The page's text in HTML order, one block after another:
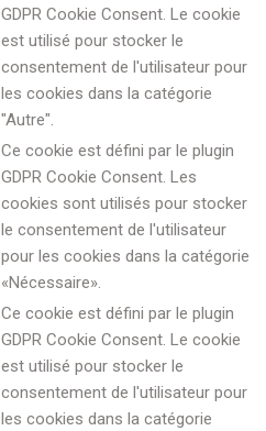
GDPR Cookie Consent. Le cookie
est utilisé pour stocker le
consentement de l'utilisateur pour
les cookies dans la catégorie
"Autre".
Ce cookie est défini par le plugin
GDPR Cookie Consent. Les
cookies sont utilisés pour stocker
le consentement de l'utilisateur
pour les cookies dans la catégorie
«Nécessaire».
Ce cookie est défini par le plugin
GDPR Cookie Consent. Le cookie
est utilisé pour stocker le
consentement de l'utilisateur pour
les cookies dans la catégorie